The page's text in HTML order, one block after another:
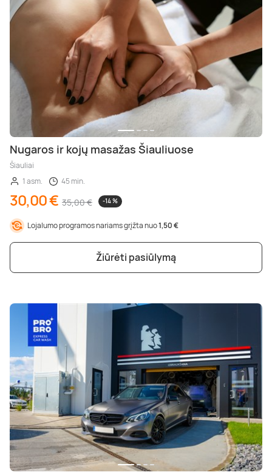
Nugaros ir kojų masažas Šiauliuose
Šiauliai
1 asm.
45 min.
30,00 € 35,00 € -14 %
Lojalumo programos nariams grįžta nuo1,50 €
Žiūrėti pasiūlymą